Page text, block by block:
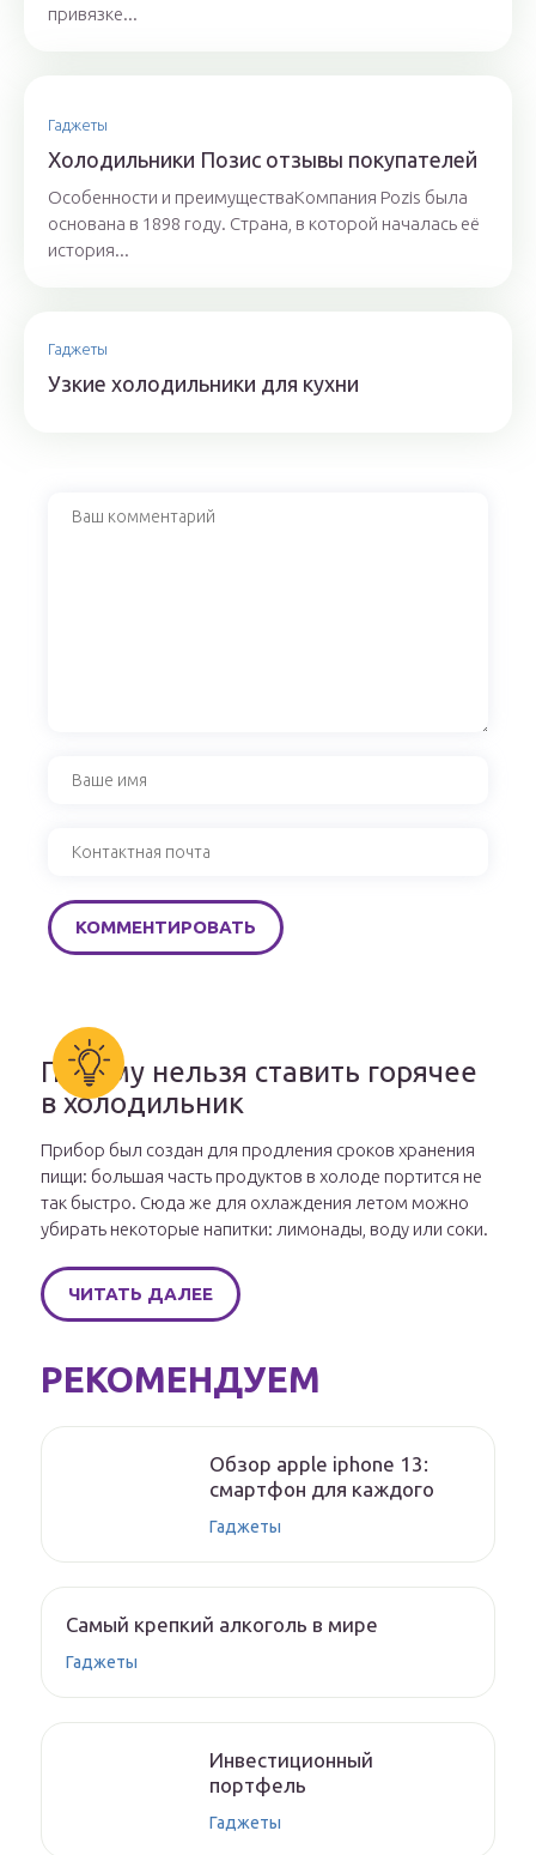
привязке...
Гаджеты
Холодильники Позис отзывы покупателей
Особенности и преимуществаКомпания Pozis была
основана в 1898 году. Страна, в которой началась её
история...
Гаджеты
Узкие холодильники для кухни
Почему нельзя ставить горячее
в холодильник
Прибор был создан для продления сроков хранения
пищи: большая часть продуктов в холоде портится не
так быстро. Сюда же для охлаждения летом можно
убирать некоторые напитки: лимонады, воду или соки.
ЧИТАТЬ ДАЛЕЕ
РЕКОМЕНДУЕМ
Обзор apple iphone 13:
смартфон для каждого
Гаджеты
Самый крепкий алкоголь в мире
Гаджеты
Инвестиционный
портфель
Гаджеты